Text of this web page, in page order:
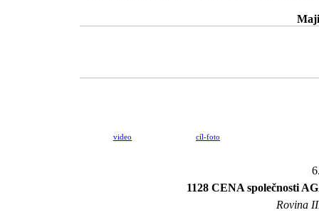
video cíl-foto
1128 CENA společnosti
Rovina